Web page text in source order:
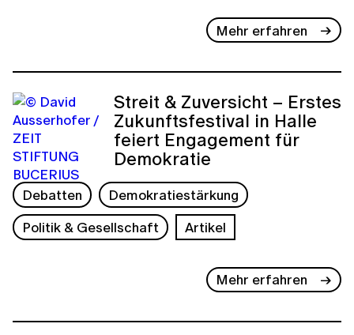
Mehr erfahren
Streit & Zuversicht – Erstes
Zukunftsfestival in Halle
feiert Engagement für
Demokratie
Debatten
Demokratiestärkung
Politik & Gesellschaft
Artikel
Mehr erfahren